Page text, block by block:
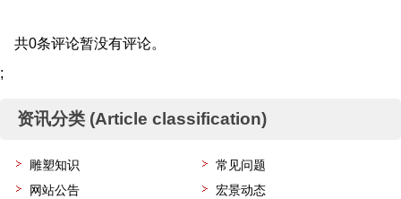
共0条评论暂没有评论。
;
资讯分类 (Article classification)
雕塑知识
常见问题
网站公告
宏景动态